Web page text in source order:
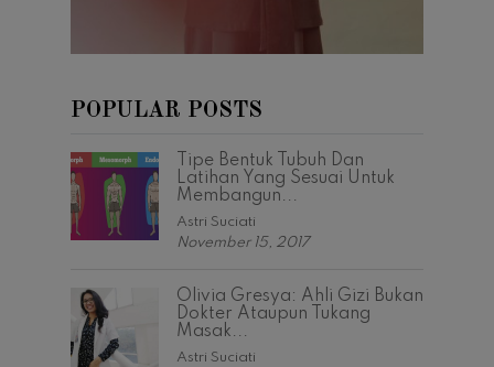
POPULAR POSTS
Tipe Bentuk Tubuh Dan
Latihan Yang Sesuai Untuk
Membangun...
Astri Suciati
November 15, 2017
Olivia Gresya: Ahli Gizi Bukan
Dokter Ataupun Tukang
Masak...
Astri Suciati